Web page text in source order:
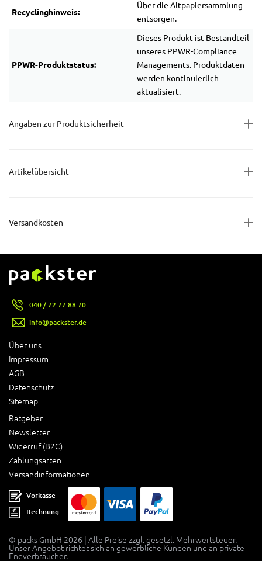
Recyclinghinweis:
Über die Altpapiersammlung
entsorgen.
PPWR-Produktstatus:
Dieses Produkt ist Bestandteil
unseres PPWR-Compliance
Managements. Produktdaten
werden kontinuierlich
aktualisiert.
Angaben zur Produktsicherheit
Artikelübersicht
Versandkosten
Über uns
Impressum
AGB
Datenschutz
Sitemap
Ratgeber
Newsletter
Widerruf (B2C)
Zahlungsarten
Versandinformationen
040 / 72 77 88 70
info@packster.de
Vorkasse
Rechnung
© packs GmbH 2026 | Alle Preise zzgl. gesetzl. Mehrwertsteuer.
Unser Angebot richtet sich an gewerbliche Kunden und an private
Endverbraucher.